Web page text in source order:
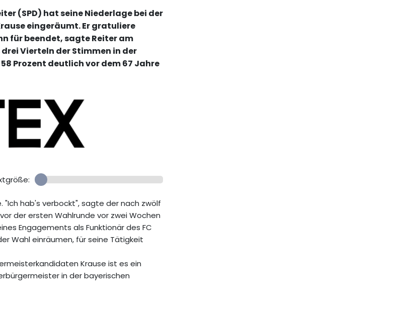
(SPD) hat seine Niederlage bei der
eingeräumt. Er gratuliere
für beendet, sagte Reiter am
Vierteln der Stimmen in der
Prozent deutlich vor dem 67 Jahre
"Ich hab's verbockt", sagte der nach zwölf
der ersten Wahlrunde vor zwei Wochen
Engagements als Funktionär des FC
Wahl einräumen, für seine Tätigkeit
Krause ist es ein
in der bayerischen